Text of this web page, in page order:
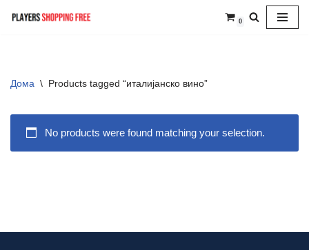
0
Дома \ Products tagged “италијанско вино”
No products were found matching your selection.